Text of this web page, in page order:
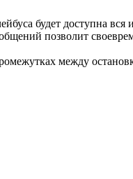
будет доступна
позволит
между